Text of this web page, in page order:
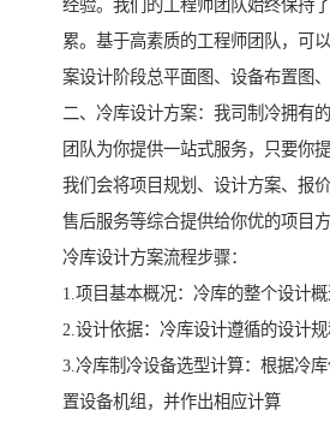
经验。我们的工程师团队始终保持
累。基于高素质的工程师团队，可
案设计阶段总平面图、设备布置图、
二、冷库设计方案：我司制冷拥有
团队为你提供一站式服务，只要你
我们会将项目规划、设计方案、报
售后服务等综合提供给你优的项目方
冷库设计方案流程步骤：
1.项目基本概况：冷库的整个设计
2.设计依据：冷库设计遵循的设计
3.冷库制冷设备选型计算：根据冷
置设备机组，并作出相应计算